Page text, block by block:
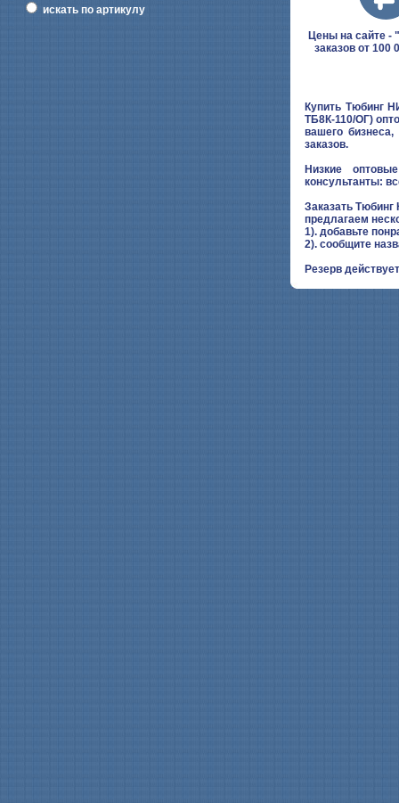
искать по артикулу
Цены на сайте -
заказов от 100
Купить Тюбинг
ТБ8К-110/ОГ)
вашего
заказов.
Низкие
консультанты:
Заказать
предлагаем
1). добавьте
2). сообщите
Резерв